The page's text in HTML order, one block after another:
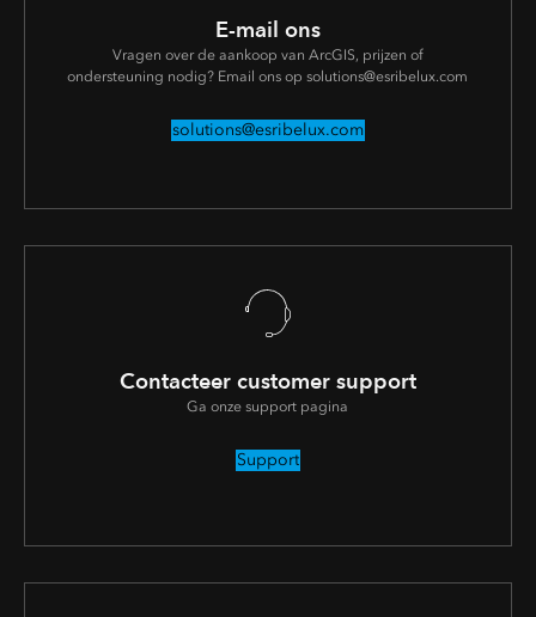
E-mail ons
Vragen over de aankoop van ArcGIS, prijzen of
ondersteuning nodig? Email ons op solutions@esribelux.com
solutions@esribelux.com
Contacteer customer support
Ga onze support pagina
Support